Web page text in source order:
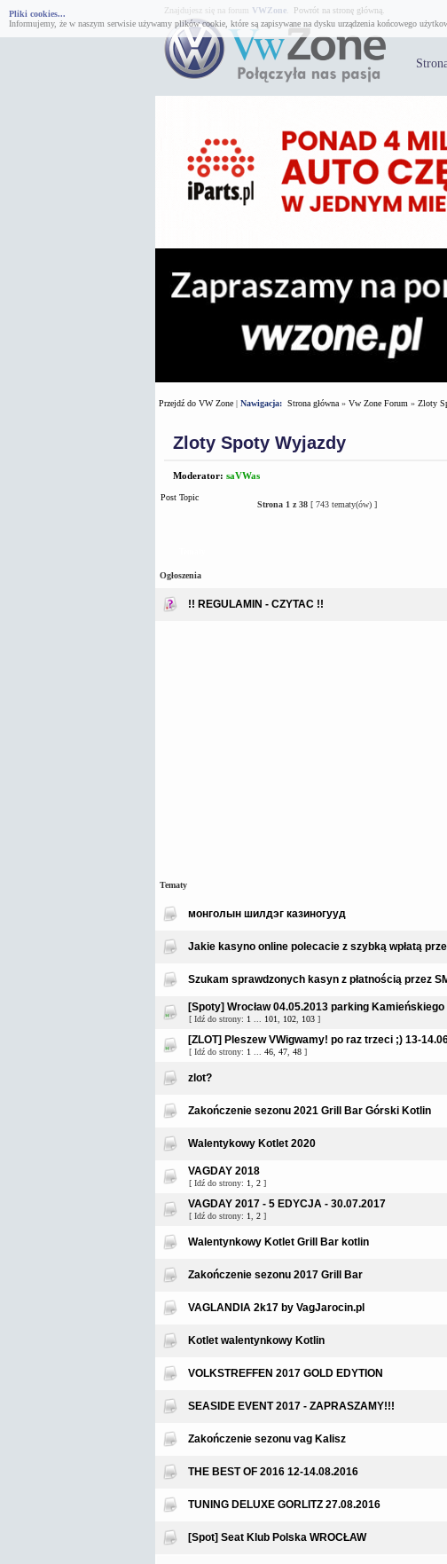
Pliki cookies...
Informujemy, że w naszym serwisie używamy plików cookie, które są zapisywane na dysku urządzenia końcowego
Znajdujesz się na forum VWZone. Powrót na stronę główną.
Przejdź do VW Zone| Nawigacja: Strona główna» Vw Zone Forum » Zloty
Zloty Spoty Wyjazdy
Moderator: saVWas
Post Topic
Strona 1 z38[ 743 tematy(ów) ]
Ogłoszenia
!! REGULAMIN - CZYTAC !!
Tematy
монголын шилдэг казиногууд
Jakie kasyno online polecacie z szybką wpłatą
Szukam sprawdzonych kasyn z płatnością przez
[Spoty] Wrocław 04.05.2013 parking Kamieńskiego
[ Idź do strony: 1 101 102, 103]
[ZLOT] Pleszew VWigwamy! po raz trzeci ;) 13-
[ Idź do strony: 1 46, 47, 48]
zlot?
Zakończenie sezonu 2021 Grill Bar Górski Kotlin
Walentykowy Kotlet 2020
VAGDAY 2018
[ Idź do strony: 1 2]
VAGDAY 2017 - 5 EDYCJA - 30.07.2017
[ Idź do strony: 1 2]
Walentynkowy Kotlet Grill Bar kotlin
Zakończenie sezonu 2017 Grill Bar
VAGLANDIA 2k17 by VagJarocin.pl
Kotlet walentynkowy Kotlin
VOLKSTREFFEN 2017 GOLD EDYTION
SEASIDE EVENT 2017 - ZAPRASZAMY!!!
Zakończenie sezonu vag Kalisz
THE BEST OF 2016 12-14.08.2016
TUNING DELUXE GORLITZ 27.08.2016
[Spot] Seat Klub Polska WROCŁAW